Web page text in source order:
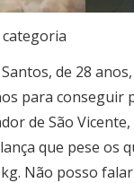
categoria
de 28
para
de São
que pese os
Não posso